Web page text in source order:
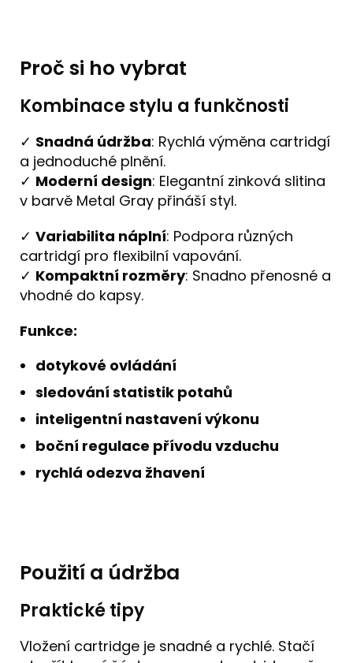
Proč si ho vybrat
Kombinace stylu a funkčnosti
✓ Snadná údržba: Rychlá výměna cartridgí
a jednoduché plnění.
✓ Moderní design: Elegantní zinková slitina
v barvě Metal Gray přináší styl.
✓ Variabilita náplní: Podpora různých
cartridgí pro flexibilní vapování.
✓ Kompaktní rozměry: Snadno přenosné a
vhodné do kapsy.
Funkce:
dotykové ovládání
sledování statistik potahů
inteligentní nastavení výkonu
boční regulace přívodu vzduchu
rychlá odezva žhavení
Použití a údržba
Praktické tipy
Vložení cartridge je snadné a rychlé. Stačí